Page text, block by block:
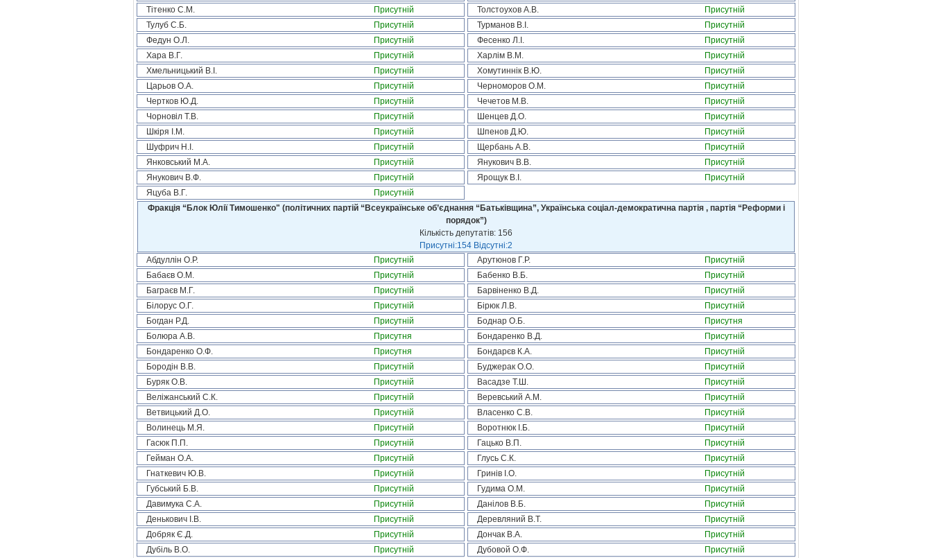
Тітенко С.М.
Присутній Толстоухов А.В.
Присутній
Тулуб С.Б.
Присутній Турманов В.І.
Присутній
Федун О.Л.
Присутній Фесенко Л.І.
Присутній
Хара В.Г.
Присутній Харлім В.М.
Присутній
Хмельницький В.І.
Присутній Хомутиннік В.Ю.
Присутній
Царьов О.А.
Присутній Черноморов О.М.
Присутній
Чертков Ю.Д.
Присутній Чечетов М.В.
Присутній
Чорновіл Т.В.
Присутній Шенцев Д.О.
Присутній
Шкіря І.М.
Присутній Шпенов Д.Ю.
Присутній
Шуфрич Н.І.
Присутній Щербань А.В.
Присутній
Янковський М.А.
Присутній Янукович В.В.
Присутній
Янукович В.Ф.
Присутній Ярощук В.І.
Присутній
Яцуба В.Г.
Присутній
Фракція “Блок Юлії Тимошенко" (політичних партій “Всеукраїнське об’єднання “Батьківщина”, Українська соціал-демократична партія , партія “Реформи і
порядок”)
Кількість депутатів: 156
Присутні:154 Відсутні:2
Абдуллін О.Р.
Присутній Арутюнов Г.Р.
Присутній
Бабаєв О.М.
Присутній Бабенко В.Б.
Присутній
Баграєв М.Г.
Присутній Барвіненко В.Д.
Присутній
Білорус О.Г.
Присутній Бірюк Л.В.
Присутній
Богдан Р.Д.
Присутній Боднар О.Б.
Присутня
Болюра А.В.
Присутня Бондаренко В.Д.
Присутній
Бондаренко О.Ф.
Присутня Бондарєв К.А.
Присутній
Бородін В.В.
Присутній Буджерак О.О.
Присутній
Буряк О.В.
Присутній Васадзе Т.Ш.
Присутній
Веліжанський С.К.
Присутній Веревський А.М.
Присутній
Ветвицький Д.О.
Присутній Власенко С.В.
Присутній
Волинець М.Я.
Присутній Воротнюк І.Б.
Присутній
Гасюк П.П.
Присутній Гацько В.П.
Присутній
Гейман О.А.
Присутній Глусь С.К.
Присутній
Гнаткевич Ю.В.
Присутній Гринів І.О.
Присутній
Губський Б.В.
Присутній Гудима О.М.
Присутній
Давимука С.А.
Присутній Данілов В.Б.
Присутній
Денькович І.В.
Присутній Деревляний В.Т.
Присутній
Добряк Є.Д.
Присутній Дончак В.А.
Присутній
Дубіль В.О.
Присутній Дубовой О.Ф.
Присутній